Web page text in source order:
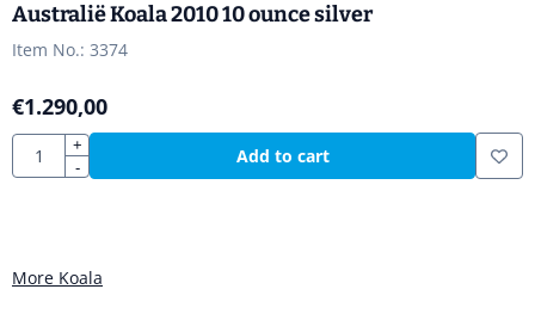
Australië Koala 2010 10 ounce silver
Item No.: 3374
€1.290,00
Quantity
+
-
Add to cart
More Koala